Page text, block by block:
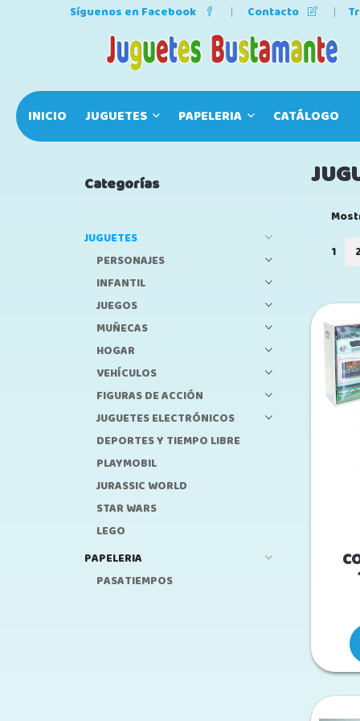
Síguenos en Facebook Contacto
INICIO JUGUETES PAPELERIA CATÁLOGO
1
Categorías
JUGUETES
PERSONAJES
INFANTIL
JUEGOS
MUÑECAS
HOGAR
VEHÍCULOS
FIGURAS DE ACCIÓN
JUGUETES ELECTRÓNICOS
DEPORTES Y TIEMPO LIBRE
PLAYMOBIL
JURASSIC WORLD
STAR WARS
LEGO
PAPELERIA
PASATIEMPOS